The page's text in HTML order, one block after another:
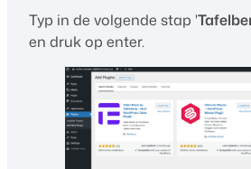
Typ in de volgende stap '
en druk op enter.